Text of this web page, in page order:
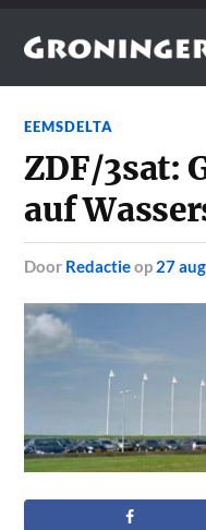
EEMSDELTA
ZDF/3sat:
auf
door Redactieop 27